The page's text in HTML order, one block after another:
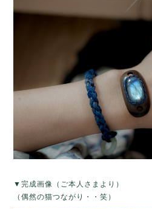
▼完成画像（ご本人さまより）
（偶然の猫つながり・・笑）